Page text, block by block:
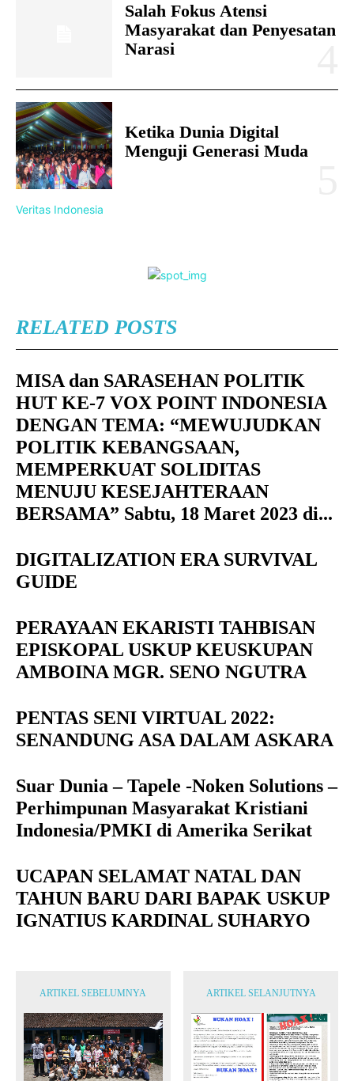
Salah Fokus Atensi
Masyarakat dan Penyesatan
Narasi
Ketika Dunia Digital
Menguji Generasi Muda
Veritas Indonesia
RELATED POSTS
MISA dan SARASEHAN POLITIK
HUT KE-7 VOX POINT INDONESIA
DENGAN TEMA: “MEWUJUDKAN
POLITIK KEBANGSAAN,
MEMPERKUAT SOLIDITAS
MENUJU KESEJAHTERAAN
BERSAMA” Sabtu, 18 Maret 2023 di...
DIGITALIZATION ERA SURVIVAL
GUIDE
PERAYAAN EKARISTI TAHBISAN
EPISKOPAL USKUP KEUSKUPAN
AMBOINA MGR. SENO NGUTRA
PENTAS SENI VIRTUAL 2022:
SENANDUNG ASA DALAM ASKARA
Suar Dunia – Tapele -Noken Solutions –
Perhimpunan Masyarakat Kristiani
Indonesia/PMKI di Amerika Serikat
UCAPAN SELAMAT NATAL DAN
TAHUN BARU DARI BAPAK USKUP
IGNATIUS KARDINAL SUHARYO
ARTIKEL SEBELUMNYA ARTIKEL SELANJUTNYA